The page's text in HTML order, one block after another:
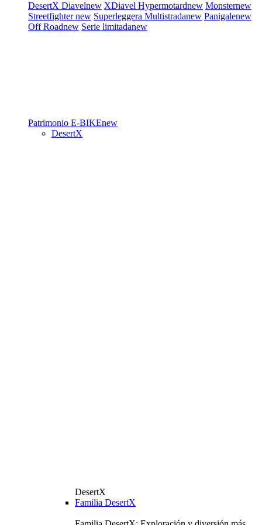
DesertX Diavelnew XDiavel Hypermotardnew Monsternew
Streetfighternew Superleggera Multistradanew Panigalenew
Off Roadnew Serie limitadanew
Patrimonio E-BIKEnew
DesertX
DesertX
Familia DesertX